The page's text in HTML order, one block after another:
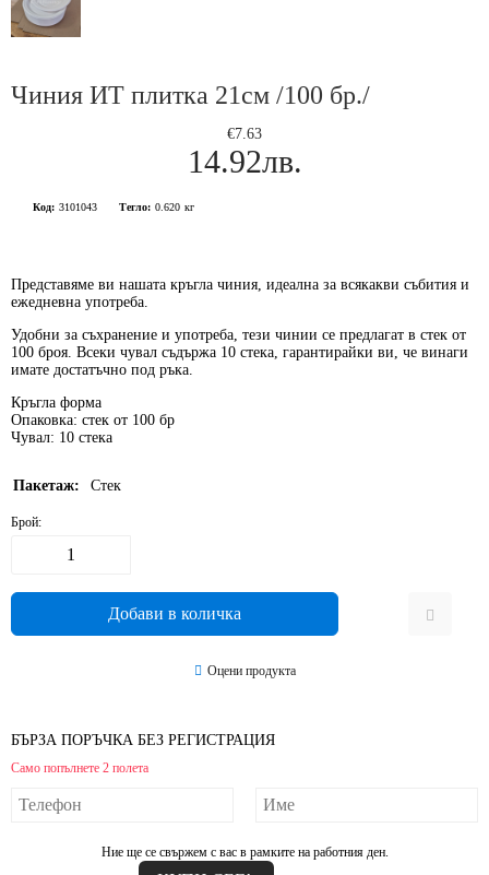
Чиния ИТ плитка 21см /100 бр./
€7.63
14.92лв.
Код: 3101043 Тегло: 0.620 кг
Представяме ви нашата кръгла чиния, идеална за всякакви събития и
ежедневна употреба.
Удобни за съхранение и употреба, тези чинии се предлагат в стек от
100 броя. Всеки чувал съдържа 10 стека, гарантирайки ви, че винаги
имате достатъчно под ръка.
Кръгла форма
Опаковка: стек от 100 бр
Чувал: 10 стека
Пакетаж: Стек
Брой:
Оцени продукта
БЪРЗА ПОРЪЧКА БЕЗ РЕГИСТРАЦИЯ
Само попълнете 2 полета
Ние ще се свържем с вас в рамките на работния ден.